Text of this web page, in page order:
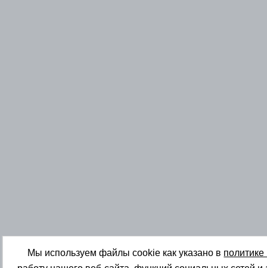
Мы используем файлы cookie как указано в